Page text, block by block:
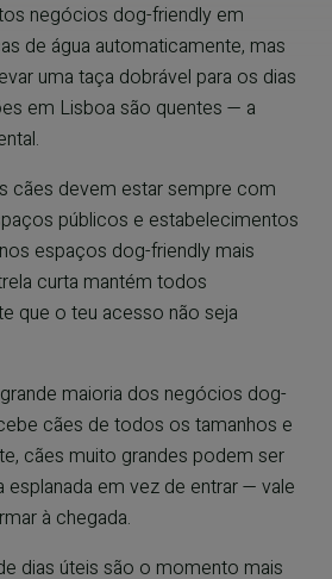
negócios dog-friendly em
de água automaticamente, mas
uma taça dobrável para os dias
em Lisboa são quentes — a
cães devem estar sempre com
públicos e estabelecimentos
espaços dog-friendly mais
curta mantém todos
que o teu acesso não seja
maioria dos negócios dog-
cães de todos os tamanhos e
cães muito grandes podem ser
esplanada em vez de entrar — vale
à chegada.
dias úteis são o momento mais